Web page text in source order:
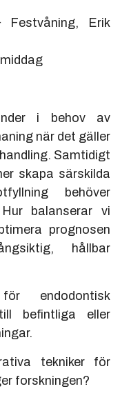
Festvåning, Erik
i behov av
när det gäller
Samtidigt
skapa särskilda
behöver
balanserar vi
prognosen
hållbar
för endodontisk
befintliga eller
tekniker för
forskningen?